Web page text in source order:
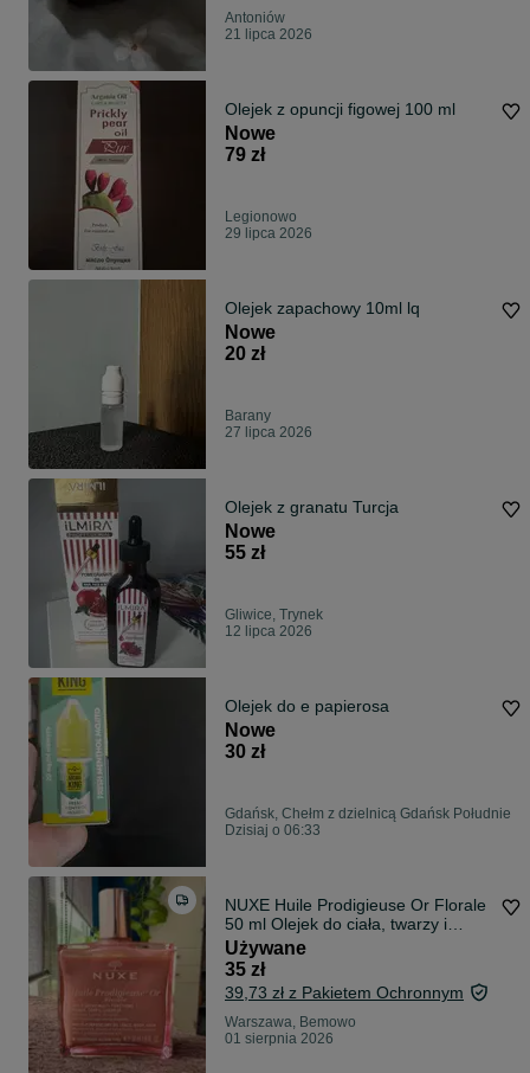
Antoniów
21 lipca 2026
Olejek z opuncji figowej 100 ml
Nowe
79 zł
Legionowo
29 lipca 2026
Olejek zapachowy 10ml lq
Nowe
20 zł
Barany
27 lipca 2026
Olejek z granatu Turcja
Nowe
55 zł
Gliwice, Trynek
12 lipca 2026
Olejek do e papierosa
Nowe
30 zł
Gdańsk, Chełm z dzielnicą Gdańsk Południe
Dzisiaj o 06:33
NUXE Huile Prodigieuse Or Florale
50 ml Olejek do ciała, twarzy i
włosów
Używane
35 zł
39,73 zł z Pakietem Ochronnym
Warszawa, Bemowo
01 sierpnia 2026